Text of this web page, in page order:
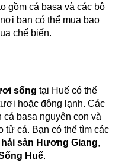
gồm cá basa và các bộ
bạn có thể mua bao
chế biến.
sống tại Huế có thể
hoặc đông lạnh. Các
basa nguyên con và
tử cá. Bạn có thể tìm các
sản Hương Giang,
Huế.